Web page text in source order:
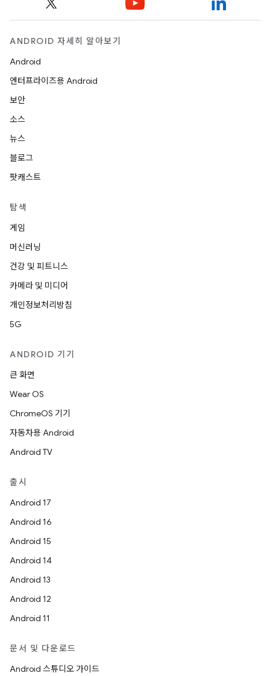
ANDROID 자세히 알아보기
Android
엔터프라이즈용 Android
보안
소스
뉴스
블로그
팟캐스트
탐색
게임
머신러닝
건강 및 피트니스
카메라 및 미디어
개인정보처리방침
5G
ANDROID 기기
큰 화면
Wear OS
ChromeOS 기기
자동차용 Android
Android TV
출시
Android 17
Android 16
Android 15
Android 14
Android 13
Android 12
Android 11
문서 및 다운로드
Android 스튜디오 가이드